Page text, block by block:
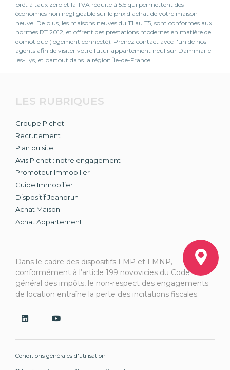
prêt à taux zéro et la TVA réduite à 5.5 qui permettent des
économies non négligeable sur le prix d'achat de votre maison
neuve. De plus, les maisons neuves du T1 au T5, sont conformes aux
normes RT 2012, et offrent des prestations modernes en matière de
domotique (logement connecté). Prenez contact avec l'un de nos
agents afin de visiter votre futur appartement neuf sur Dammarie-
les-Lys, et partout dans la région Île-de-France.
LES RUBRIQUES
Groupe Pichet
Recrutement
Plan du site
Avis Pichet : notre engagement
Promoteur Immobilier
Guide Immobilier
Dispositif Jeanbrun
Achat Maison
Achat Appartement
Dans le cadre des dispositifs LMP et LMNP,
conformément à l’article 199 novovicies du Code
général des impôts, le non-respect des engagements
de location entraîne la perte des incitations fiscales.
Conditions générales d'utilisation